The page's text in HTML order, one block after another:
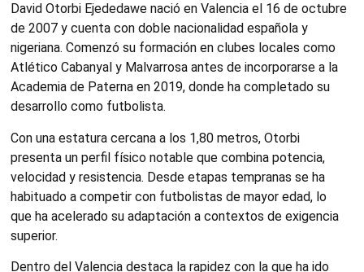
David Otorbi Ejededawe nació en Valencia el 16 de octubre
de 2007 y cuenta con doble nacionalidad española y
nigeriana. Comenzó su formación en clubes locales como
Atlético Cabanyal y Malvarrosa antes de incorporarse a la
Academia de Paterna en 2019, donde ha completado su
desarrollo como futbolista.
Con una estatura cercana a los 1,80 metros, Otorbi
presenta un perfil físico notable que combina potencia,
velocidad y resistencia. Desde etapas tempranas se ha
habituado a competir con futbolistas de mayor edad, lo
que ha acelerado su adaptación a contextos de exigencia
superior.
Dentro del Valencia destaca la rapidez con la que ha ido